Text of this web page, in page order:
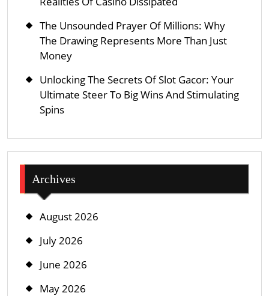
The Unsounded Prayer Of Millions: Why
The Drawing Represents More Than Just
Money
Unlocking The Secrets Of Slot Gacor: Your
Ultimate Steer To Big Wins And Stimulating
Spins
Archives
August 2026
July 2026
June 2026
May 2026